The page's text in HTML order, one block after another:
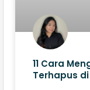
11 Cara
Terhapus